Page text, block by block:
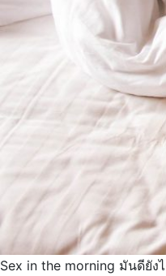
Sex in the morning มันดียัง